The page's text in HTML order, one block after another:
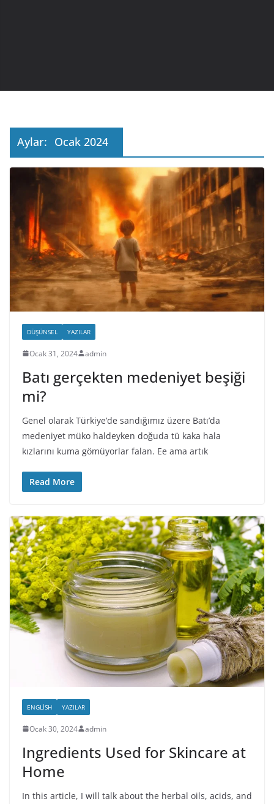
Aylar: Ocak 2024
DÜŞÜNSEL YAZILAR
Ocak 31, 2024 admin
Batı gerçekten medeniyet beşiği
mi?
Genel olarak Türkiye’de sandığımız üzere Batı’da
medeniyet müko haldeyken doğuda tü kaka hala
kızlarını kuma gömüyorlar falan. Ee ama artık
Read More
ENGLISH YAZILAR
Ocak 30, 2024 admin
Ingredients Used for Skincare at
Home
In this article, I will talk about the herbal oils, acids, and